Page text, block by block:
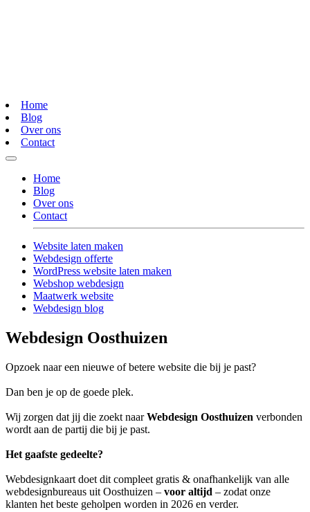
Home
Blog
Over ons
Contact
Home
Blog
Over ons
Contact
Website laten maken
Webdesign offerte
WordPress website laten maken
Webshop webdesign
Maatwerk website
Webdesign blog
Webdesign Oosthuizen
Opzoek naar een nieuwe of betere website die bij je past?
Dan ben je op de goede plek.
Wij zorgen dat jij die zoekt naarWebdesign Oosthuizen verbonden
wordt aan de partij die bij je past.
Het gaafste gedeelte?
Webdesignkaart doet dit compleet gratis & onafhankelijk van alle
webdesignbureaus uit Oosthuizen – voor altijd – zodat onze
klanten het beste geholpen worden in 2026 en verder.